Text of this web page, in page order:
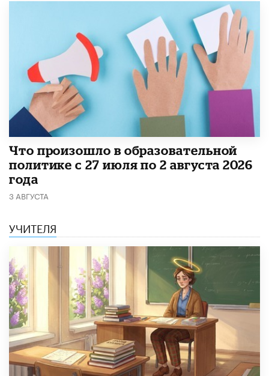
​Что произошло в образовательной
политике с 27 июля по 2 августа 2026
года
3 АВГУСТА
УЧИТЕЛЯ